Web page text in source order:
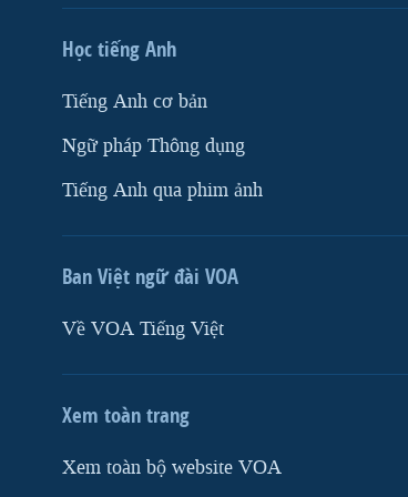
Học tiếng Anh
Tiếng Anh cơ bản
Ngữ pháp Thông dụng
Tiếng Anh qua phim ảnh
Ban Việt ngữ đài VOA
Về VOA Tiếng Việt
Xem toàn trang
Xem toàn bộ website VOA